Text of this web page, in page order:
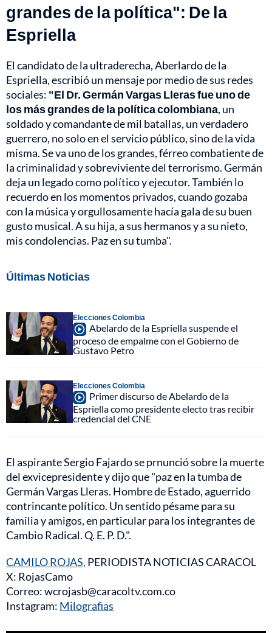
grandes de la política": De la
Espriella
El candidato de la ultraderecha, Aberlardo de la
Espriella, escribió un mensaje por medio de sus redes
sociales: "El Dr. Germán Vargas Lleras fue uno de
los más grandes de la política colombiana, un
soldado y comandante de mil batallas, un verdadero
guerrero, no solo en el servicio público, sino de la vida
misma. Se va uno de los grandes, férreo combatiente de
la criminalidad y sobreviviente del terrorismo. Germán
deja un legado como político y ejecutor. También lo
recuerdo en los momentos privados, cuando gozaba
con la música y orgullosamente hacía gala de su buen
gusto musical. A su hija, a sus hermanos y a su nieto,
mis condolencias. Paz en su tumba".
Últimas Noticias
Elecciones Colombia
Abelardo de la Espriella suspende el
proceso de empalme con el Gobierno de
Gustavo Petro
Elecciones Colombia
Primer discurso de Abelardo de la
Espriella como presidente electo tras recibir
credencial del CNE
El aspirante Sergio Fajardo se prnunció sobre la muerte
del exvicepresidente y dijo que "paz en la tumba de
Germán Vargas Lleras. Hombre de Estado, aguerrido
contrincante político. Un sentido pésame para su
familia y amigos, en particular para los integrantes de
Cambio Radical. Q. E. P. D.".
CAMILO ROJAS, PERIODISTA NOTICIAS CARACOL
X: RojasCamo
Correo: wcrojasb@caracoltv.com.co
Instagram: Milografias